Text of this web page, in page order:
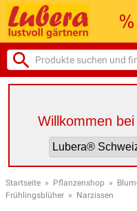
Willkommen
Startseite » Pflanzenshop »
Frühlingsblüher » Narzissen